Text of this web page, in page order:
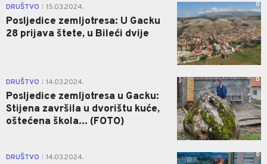
DRUŠTVO 15.03.2024.
Posljedice zemljotresa: U Gacku
28 prijava štete, u Bileći dvije
0
DRUŠTVO 14.03.2024.
Posljedice zemljotresa u Gacku:
Stijena završila u dvorištu kuće,
oštećena škola... (FOTO)
0
DRUŠTVO 14.03.2024. 0